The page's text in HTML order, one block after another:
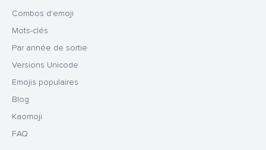
Combos d'emoji
Mots-clés
Par année de sortie
Versions Unicode
Emojis populaires
Blog
Kaomoji
FAQ